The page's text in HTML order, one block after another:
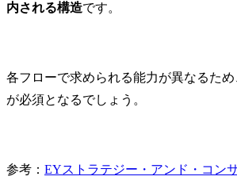
内される構造です。
各フローで求められる能力が異なるた
が必須となるでしょう。
参考： EYストラテジー・アンド・コン